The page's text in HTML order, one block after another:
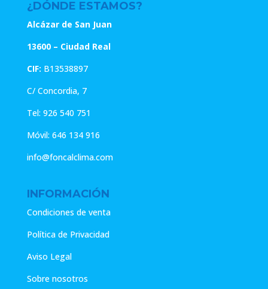
¿DÓNDE ESTAMOS?
Alcázar de San Juan
13600 – Ciudad Real
CIF: B13538897
C/ Concordia, 7
Tel: 926 540 751
Móvil: 646 134 916
info@foncalclima.com
INFORMACIÓN
Condiciones de venta
Política de Privacidad
Aviso Legal
Sobre nosotros